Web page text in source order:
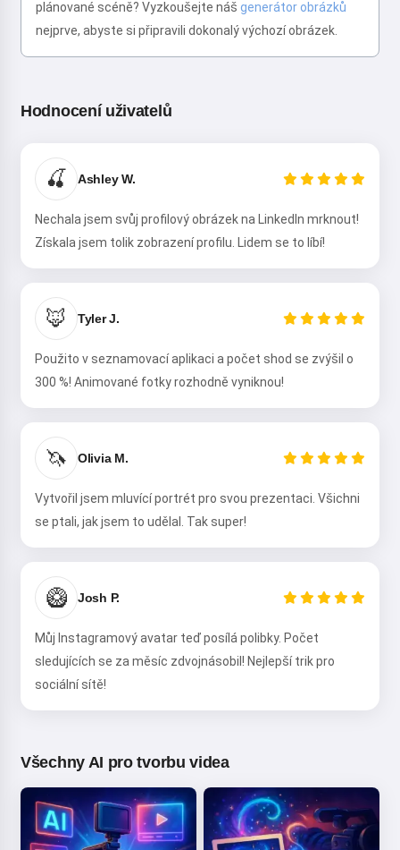
plánované scéně? Vyzkoušejte náš generátor obrázků
nejprve, abyste si připravili dokonalý výchozí obrázek.
Hodnocení uživatelů
🍒 Ashley W.
Nechala jsem svůj profilový obrázek na LinkedIn mrknout!
Získala jsem tolik zobrazení profilu. Lidem se to líbí!
🦊 Tyler J.
Použito v seznamovací aplikaci a počet shod se zvýšil o
300 %! Animované fotky rozhodně vyniknou!
🦄 Olivia M.
Vytvořil jsem mluvící portrét pro svou prezentaci. Všichni
se ptali, jak jsem to udělal. Tak super!
🥝 Josh P.
Můj Instagramový avatar teď posílá polibky. Počet
sledujících se za měsíc zdvojnásobil! Nejlepší trik pro
sociální sítě!
Všechny AI pro tvorbu videa
Ahoj! Jsem Storiko 👋
Vyprávím kouzelné pohádky na
ochrany osobních údajů,Zásady vrácení peněz